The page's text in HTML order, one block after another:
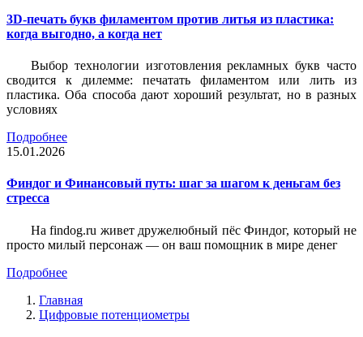
3D-печать букв филаментом против литья из пластика:
когда выгодно, а когда нет
Выбор технологии изготовления рекламных букв часто
сводится к дилемме: печатать филаментом или лить из
пластика. Оба способа дают хороший результат, но в разных
условиях
Подробнее
15.01.2026
Финдог и Финансовый путь: шаг за шагом к деньгам без
стресса
На findog.ru живет дружелюбный пёс Финдог, который не
просто милый персонаж — он ваш помощник в мире денег
Подробнее
Главная
Цифровые потенциометры